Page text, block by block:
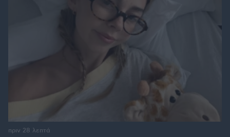
πριν 28 λεπτά